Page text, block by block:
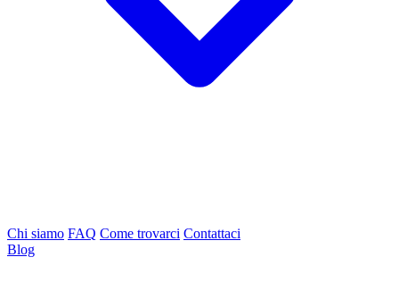
Chi siamo FAQ Come trovarci Contattaci
Blog